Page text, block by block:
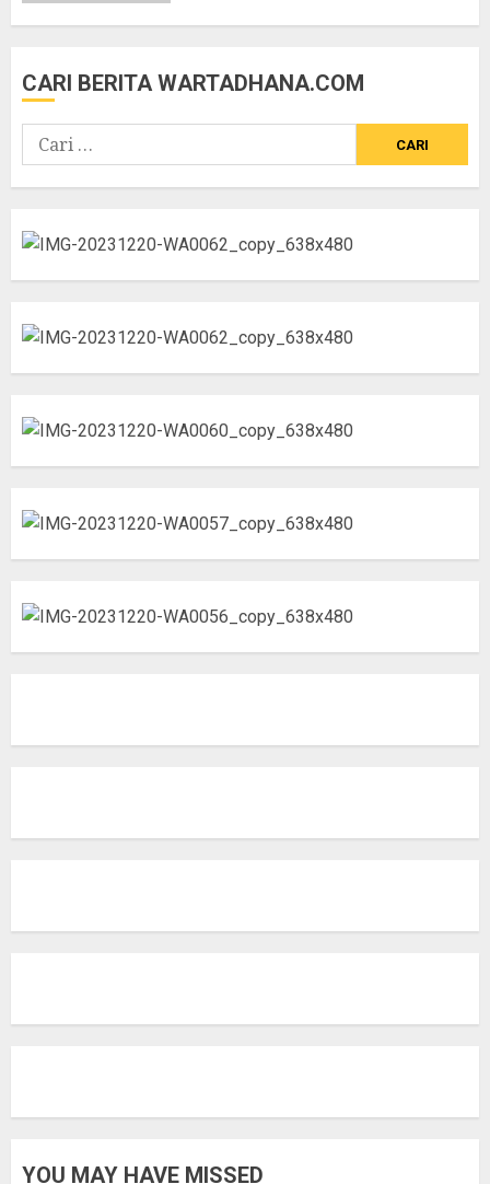
CARI BERITA WARTADHANA.COM
Cari
untuk:
YOU MAY HAVE MISSED